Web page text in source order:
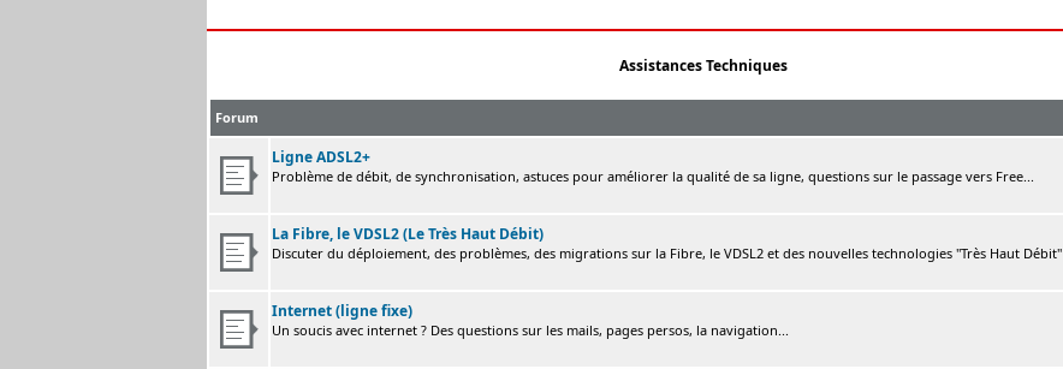
Assistances Techniques
Forum
Ligne ADSL2+
Problème de débit, de synchronisation, astuces pour améliorer la qualité de sa ligne, questions sur le passage vers Free...
La Fibre, le VDSL2 (Le Très Haut Débit)
Discuter du déploiement, des problèmes, des migrations sur la Fibre, le VDSL2 et des nouvelles technologies "Très Haut Débit"
Internet (ligne fixe)
Un soucis avec internet ? Des questions sur les mails, pages persos, la navigation...